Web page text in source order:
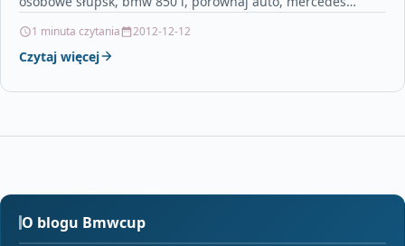
1 minuta czytania 2012-12-12
Czytaj więcej
O blogu Bmwcup